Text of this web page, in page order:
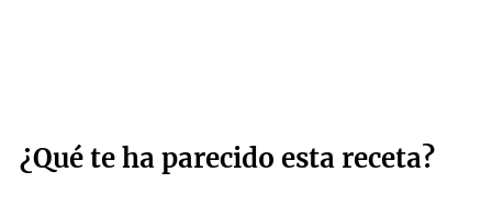
¿Qué te ha parecido esta receta?